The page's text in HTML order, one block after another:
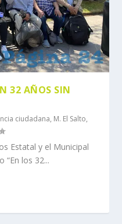
32 AÑOS SIN
ciudadana, M. El Salto,
Estatal y el Municipal
“En los 32...